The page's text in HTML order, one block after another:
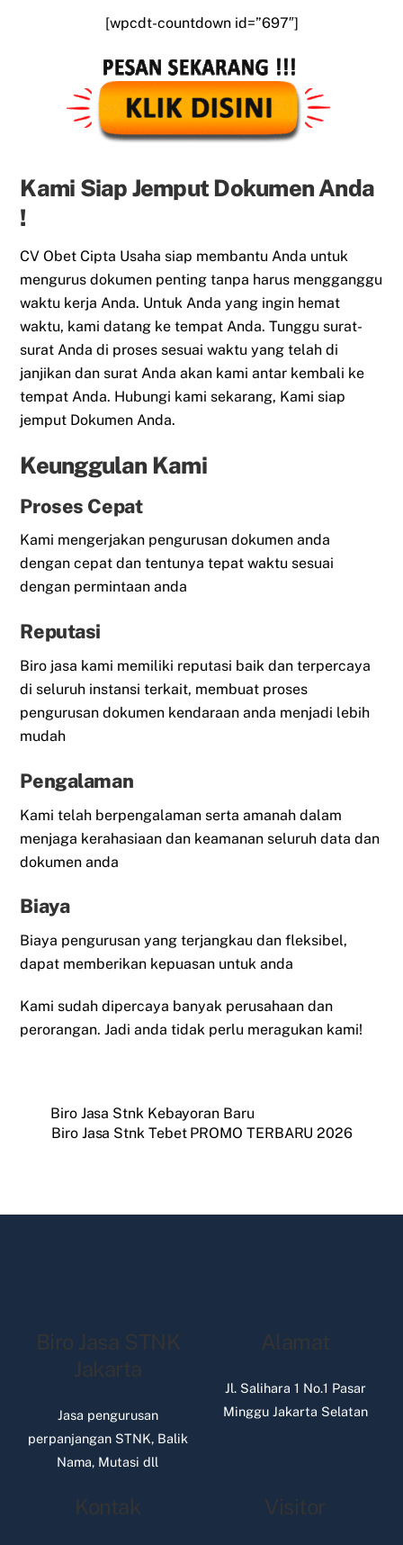
[wpcdt-countdown id=”697″]
Kami Siap Jemput Dokumen Anda
!
CV Obet Cipta Usaha siap membantu Anda untuk
mengurus dokumen penting tanpa harus mengganggu
waktu kerja Anda. Untuk Anda yang ingin hemat
waktu, kami datang ke tempat Anda. Tunggu surat-
surat Anda di proses sesuai waktu yang telah di
janjikan dan surat Anda akan kami antar kembali ke
tempat Anda. Hubungi kami sekarang, Kami siap
jemput Dokumen Anda.
Keunggulan Kami
Proses Cepat
Kami mengerjakan pengurusan dokumen anda
dengan cepat dan tentunya tepat waktu sesuai
dengan permintaan anda
Reputasi
Biro jasa kami memiliki reputasi baik dan terpercaya
di seluruh instansi terkait, membuat proses
pengurusan dokumen kendaraan anda menjadi lebih
mudah
Pengalaman
Kami telah berpengalaman serta amanah dalam
menjaga kerahasiaan dan keamanan seluruh data dan
dokumen anda
Biaya
Biaya pengurusan yang terjangkau dan fleksibel,
dapat memberikan kepuasan untuk anda
Kami sudah dipercaya banyak perusahaan dan
perorangan. Jadi anda tidak perlu meragukan kami!
Biro Jasa Stnk Kebayoran Baru
Biro Jasa Stnk Tebet PROMO TERBARU 2026
Biro Jasa STNK
Jakarta
Jasa pengurusan
perpanjangan STNK, Balik
Nama, Mutasi dll
Alamat
Jl. Salihara 1 No.1 Pasar
Minggu Jakarta Selatan
Kontak Visitor